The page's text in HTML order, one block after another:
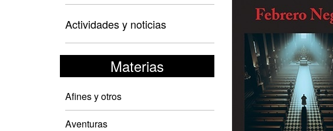
Actividades y noticias
Materias
Afines y otros
Aventuras